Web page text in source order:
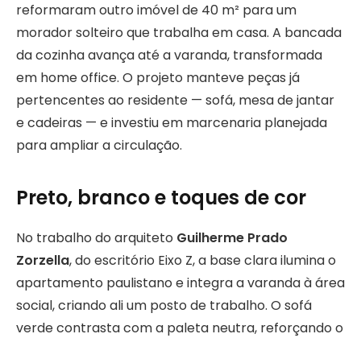
reformaram outro imóvel de 40 m² para um
morador solteiro que trabalha em casa. A bancada
da cozinha avança até a varanda, transformada
em home office. O projeto manteve peças já
pertencentes ao residente — sofá, mesa de jantar
e cadeiras — e investiu em marcenaria planejada
para ampliar a circulação.
Preto, branco e toques de cor
No trabalho do arquiteto Guilherme Prado
Zorzella, do escritório Eixo Z, a base clara ilumina o
apartamento paulistano e integra a varanda à área
social, criando ali um posto de trabalho. O sofá
verde contrasta com a paleta neutra, reforçando o